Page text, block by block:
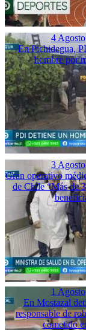
4
En Pichidegua,
hombre por
3
Gran operativo
de Chile “Más de
1
En Mostazal
responsable de
cometido